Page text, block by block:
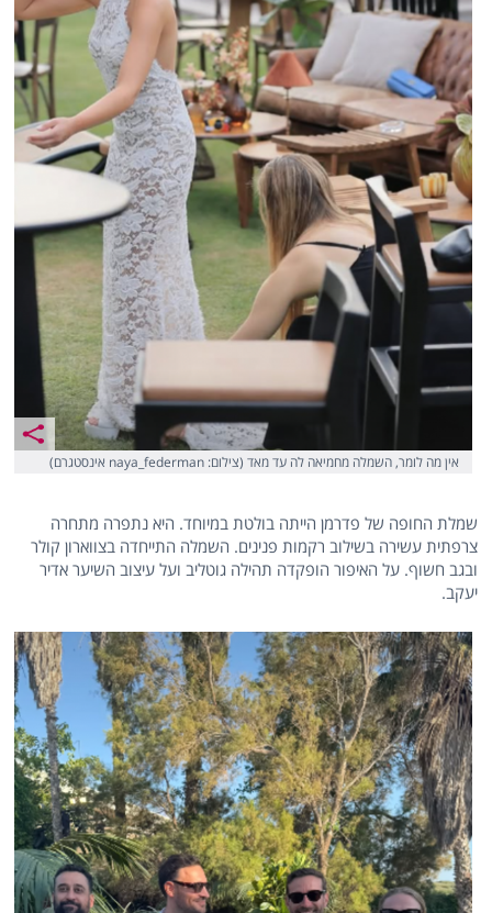
אין מה לומר, השמלה מחמיאה לה עד מאד (צילום: naya_federman אינסטגרם)
שמלת החופה של פדרמן הייתה בולטת במיוחד. היא נתפרה מתחרה
צרפתית עשירה בשילוב רקמות פנינים. השמלה התייחדה בצווארון קולר
ובגב חשוף. על האיפור הופקדה תהילה גוטליב ועל עיצוב השיער אדיר
יעקב.